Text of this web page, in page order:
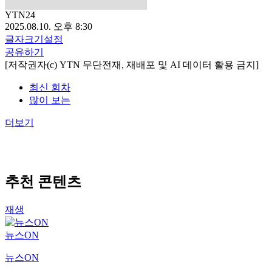
YTN24
2025.08.10. 오후 8:30
글자크기설정
공유하기
[저작권자(c) YTN 무단전재, 재배포 및 AI 데이터 활용 금지]
최신 회차
많이 보는
더보기
추천 콘텐츠
재생
뉴스ON
뉴스ON